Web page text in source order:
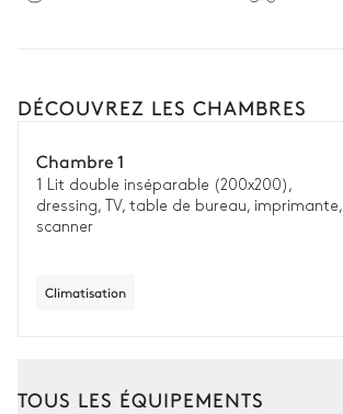
DÉCOUVREZ LES CHAMBRES
Chambre 1
1 Lit double inséparable (200x200),
dressing, TV, table de bureau, imprimante,
scanner
Climatisation
TOUS LES ÉQUIPEMENTS